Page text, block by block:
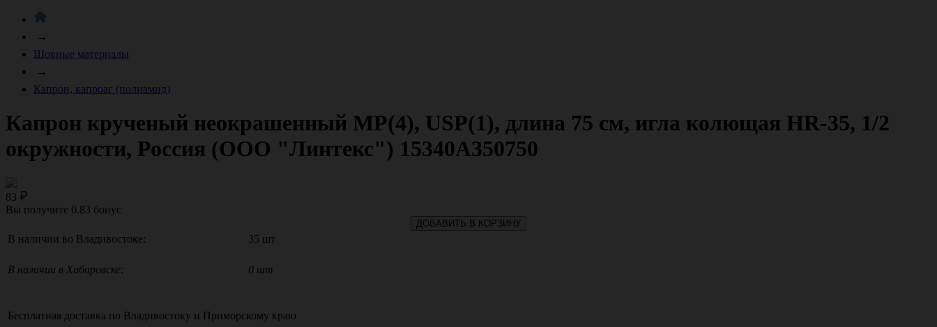
→
Шовные материалы
→
Капрон, капроаг (полиамид)
Капрон крученый неокрашенный МР(4), USP(1), длина 75 см, игла колющая HR-35, 1/2
окружности, Россия (ООО "Линтекс") 15340A350750
83
Вы получите 0.83 бонус
ДОБАВИТЬ В КОРЗИНУ
В наличии во Владивостоке: 35 шт
В наличии в Хабаровске: 0 шт
Бесплатная доставка по Владивостоку и Приморскому краю